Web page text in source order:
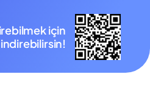
için
indirebilirsin!